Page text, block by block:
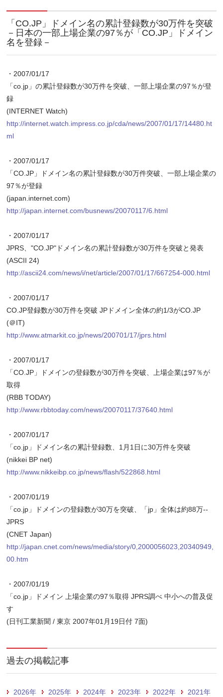
「CO.JP」ドメイン名の累計登録数が30万件を突破
－日本の一部上場企業の97％が「CO.JP」ドメイン
名を登録－
・2007/01/17
「co.jp」の累計登録数が30万件を突破、一部上場企業の97％が登
録
(INTERNET Watch)
http://internet.watch.impress.co.jp/cda/news/2007/01/17/14480.ht
ml
・2007/01/17
「CO.JP」ドメイン名の累計登録数が30万件突破、一部上場企業の
97％が登録
(japan.internet.com)
http://japan.internet.com/busnews/20070117/6.html
・2007/01/17
JPRS、"CO.JP"ドメイン名の累計登録数が30万件を突破と発表
(ASCII 24)
http://ascii24.com/news/i/net/article/2007/01/17/667254-000.html
・2007/01/17
CO.JP登録数が30万件を突破 JPドメイン全体の約1/3がCO.JP
(＠IT)
http://www.atmarkit.co.jp/news/200701/17/jprs.html
・2007/01/17
「CO.JP」ドメインの登録数が30万件を突破、上場企業は97％が
取得
(RBB TODAY)
http://www.rbbtoday.com/news/20070117/37640.html
・2007/01/17
「co.jp」ドメイン名の累計登録数、1月1日に30万件を突破
(nikkei BP net)
http://www.nikkeibp.co.jp/news/flash/522868.html
・2007/01/19
「co.jp」ドメインの登録数が30万を突破、「jp」全体は約88万--
JPRS
(CNET Japan)
http://japan.cnet.com/news/media/story/0,2000056023,20340949,
00.htm
・2007/01/19
「co.jp」ドメイン 上場企業の97％取得 JPRS調べ 中小への普及促
す
(日刊工業新聞 / 東京 2007年01月19日付 7面)
過去の掲載記事
2026年 2025年 2024年 2023年 2022年
2021年